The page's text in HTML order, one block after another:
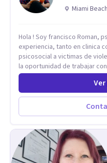
Miami Beach
Hola ! Soy francisco Roman,
experiencia, tanto en clinica
psicosocial a victimas de
la oportunidad de trabajar
todos los espacios y esto me
aprendizajes que ahora pongo a
actualidad puedo atenderte
de lunes a sabado. el costo
el primer contacto